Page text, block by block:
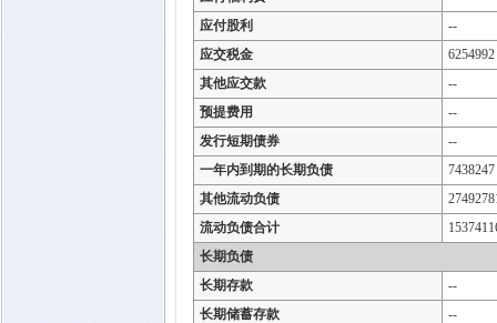
应付股利
--
应交税金
6254992
其他应交款
--
预提费用
--
发行短期债券
--
一年内到期的长期负债
7438247
其他流动负债
流动负债合计
长期负债
长期存款
--
长期储蓄存款
--